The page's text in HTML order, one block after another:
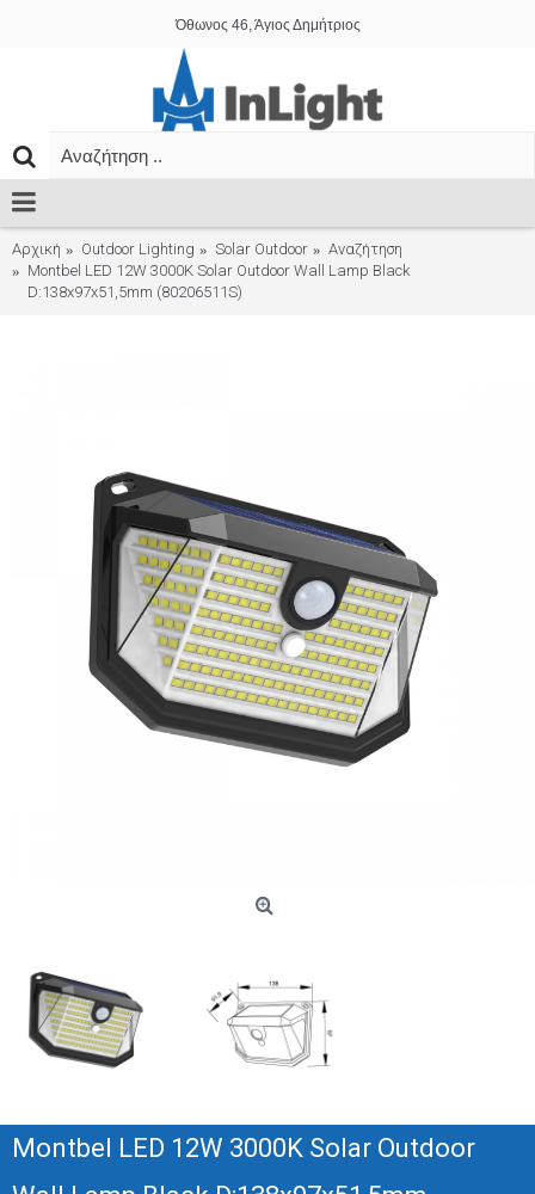
Όθωνος 46, Άγιος Δημήτριος
Αρχική Outdoor Lighting Solar Outdoor
Αναζήτηση
Montbel LED 12W 3000K Solar Outdoor Wall Lamp Black
D:138x97x51,5mm (80206511S)
Montbel LED 12W 3000K Solar Outdoor